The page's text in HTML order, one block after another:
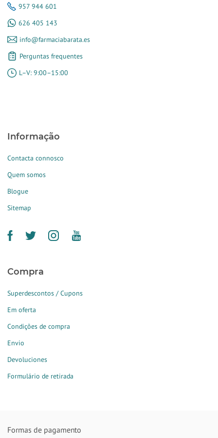
957 944 601
626 405 143
info@farmaciabarata.es
Perguntas frequentes
L–V: 9:00–15:00
Informação
Contacta connosco
Quem somos
Blogue
Sitemap
Compra
Superdescontos / Cupons
Em oferta
Condições de compra
Envio
Devoluciones
Formulário de retirada
Formas de pagamento